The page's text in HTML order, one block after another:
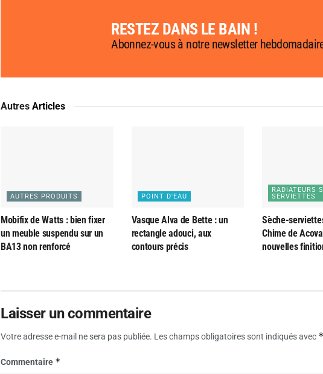
RESTEZ DANS LE BAIN !
Abonnez-vous à notre newsletter
Autres Articles
AUTRES PRODUITS
Mobifix de Watts : bien fixer
un meuble suspendu sur un
BA13 non renforcé
POINT D'EAU
Vasque Alva de Bette : un
rectangle adouci, aux
contours précis
RADIATEURS
SERVIETTES
Sèche-
Chime de
nouvelles
Laisser un commentaire
Votre adresse e-mail ne sera pas publiée. Les champs obligatoires sont indiqués avec
Commentaire *